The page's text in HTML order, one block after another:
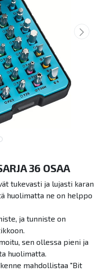
36 OSAA
tukevasti ja lujasti karan
huolimatta ne on helppo
ja tunniste on
sen ollessa pieni ja
huolimatta.
mahdollistaa "Bit